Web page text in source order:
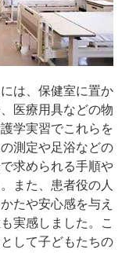
は、保健室に置か
医療用具などの物
学実習でこれらを
測定や足浴などの
求められる手順や
また、患者役の人
たや安心感を与え
実感しました。こ
して子どもたちの